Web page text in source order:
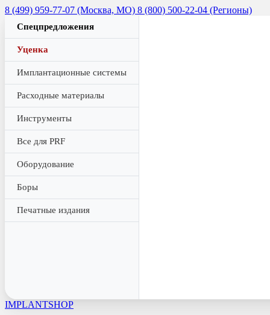
8 (499) 959-77-07 (Москва, МО) 8 (800) 500-22-04 (Регионы)
Спецпредложения
Уценка
Имплантационные системы
Расходные материалы
Инструменты
Все для PRF
Оборудование
Боры
Печатные издания
IMPLANTSHOP